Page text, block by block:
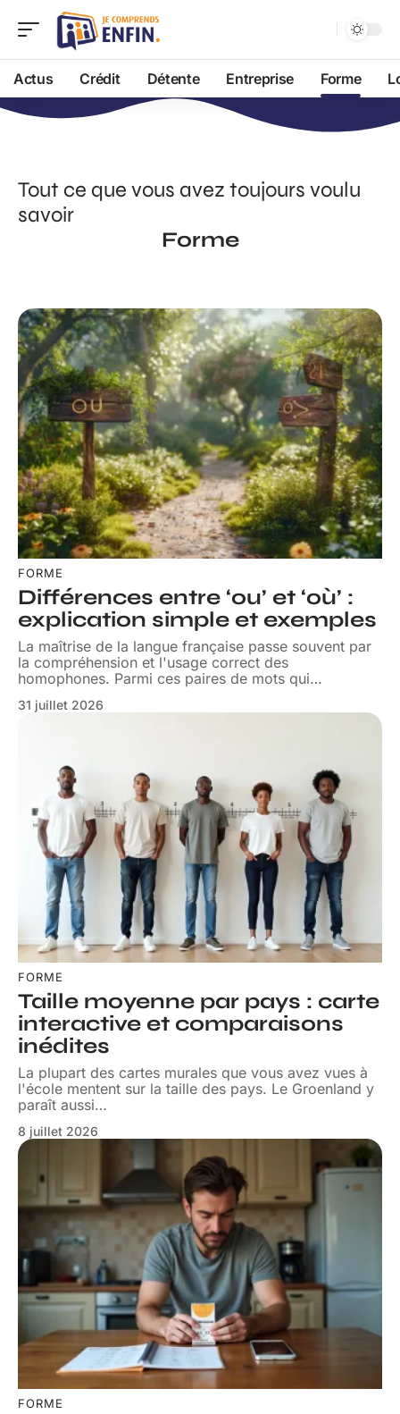
Actus Crédit Détente Entreprise Forme
Tout ce que vous avez toujours voulu
savoir
Forme
FORME
Différences entre ‘ou’ et ‘où’ :
explication simple et exemples
La maîtrise de la langue française passe souvent par
la compréhension et l'usage correct des
homophones. Parmi ces paires de mots qui…
31 juillet 2026
FORME
Taille moyenne par pays : carte
interactive et comparaisons
inédites
La plupart des cartes murales que vous avez vues à
l'école mentent sur la taille des pays. Le Groenland y
paraît aussi…
8 juillet 2026
FORME